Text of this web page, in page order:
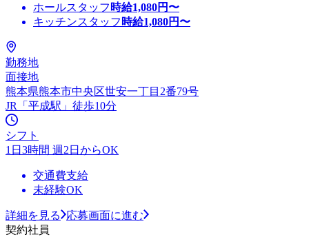
ホールスタッフ 時給1,080円〜
キッチンスタッフ 時給1,080円〜
勤務地
面接地
熊本県熊本市中央区世安一丁目2番79号
JR「平成駅」徒歩10分
シフト
1日3時間 週2日からOK
交通費支給
未経験OK
詳細を見る
応募画面に進む
契約社員